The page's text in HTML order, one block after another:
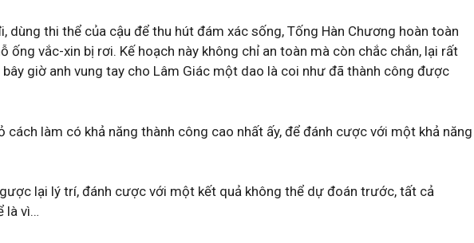
dùng thi thể của cậu để thu hút đám xác sống, Tống Hàn Chương hoàn toàn
ống vắc-xin bị rơi. Kế hoạch này không chỉ an toàn mà còn chắc chắn, lại rất
giờ anh vung tay cho Lâm Giác một dao là coi như đã thành công được
cách làm có khả năng thành công cao nhất ấy, để đánh cược với một khả năng
lại lý trí, đánh cược với một kết quả không thể dự đoán trước, tất cả
là vì…